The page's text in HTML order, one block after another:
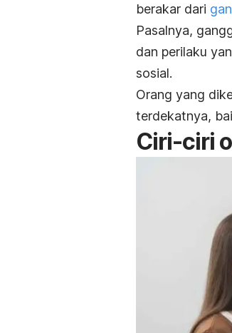
berakar dari
Pasalnya,
dan perilaku
sosial.
Orang yang
terdekatnya,
Ciri-ciri